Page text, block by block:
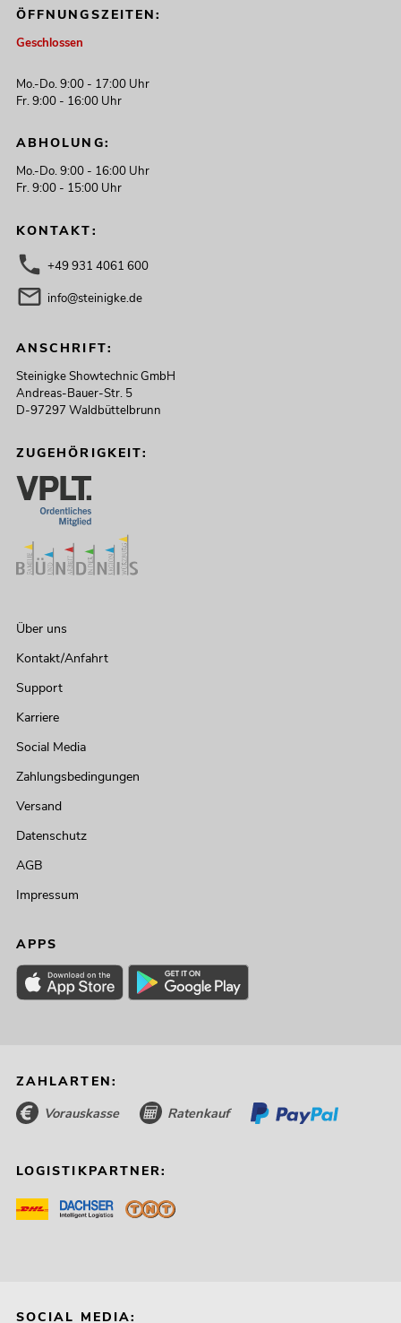
ÖFFNUNGSZEITEN:
Geschlossen
Mo.-Do. 9:00 - 17:00 Uhr
Fr. 9:00 - 16:00 Uhr
ABHOLUNG:
Mo.-Do. 9:00 - 16:00 Uhr
Fr. 9:00 - 15:00 Uhr
KONTAKT:
+49 931 4061 600
info@steinigke.de
ANSCHRIFT:
Steinigke Showtechnic GmbH
Andreas-Bauer-Str. 5
D-97297 Waldbüttelbrunn
ZUGEHÖRIGKEIT:
Über uns
Kontakt/Anfahrt
Support
Karriere
Social Media
Zahlungsbedingungen
Versand
Datenschutz
AGB
Impressum
APPS
ZAHLARTEN:
Vorauskasse Ratenkauf
LOGISTIKPARTNER:
SOCIAL MEDIA: